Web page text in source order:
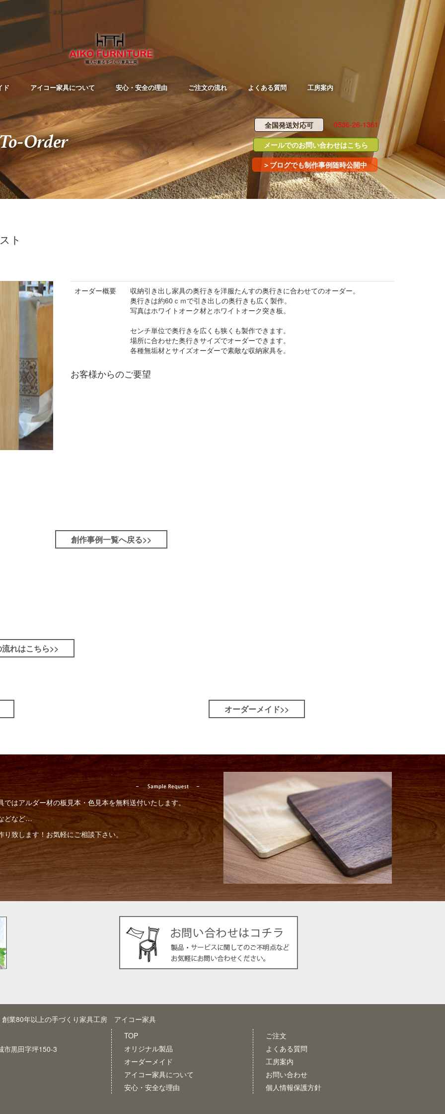
り家具工房 アイコー家具
ド アイコー家具について 安心・安全の理由 ご注文の流れ よくある質問 工房案内
0536-26-1361
全国発送対応可
メールでのお問い合わせはこちら
＞ブログでも制作事例随時公開中
Order
ト
オーダー概要
収納引き出し家具の奥行きを洋服たんすの奥行きに合わせてのオーダー。
奥行きは約60ｃｍで引き出しの奥行きも広く製作。
写真はホワイトオーク材とホワイトオーク突き板。
センチ単位で奥行きを広くも狭くも製作できます。
場所に合わせた奥行きサイズでオーダーできます。
各種無垢材とサイズオーダーで素敵な収納家具を。
お客様からのご要望
創作事例一覧へ戻る>>
れはこちら>>
オーダーメイド>>
はアルダー材の板見本・色見本を無料送付いたします。
どなど…
り致します！お気軽にご相談下さい。
業80年以上の手づくり家具工房 アイコー家具
市黒田字坪150-3
TOP
オリジナル製品
オーダーメイド
アイコー家具について
安心・安全な理由
ご注文
よくある質問
工房案内
お問い合わせ
個人情報保護方針